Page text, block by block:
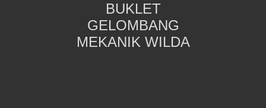
BUKLET
GELOMBANG
MEKANIK WILDA